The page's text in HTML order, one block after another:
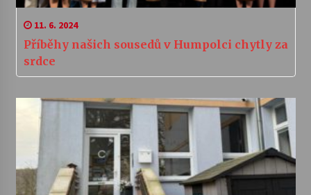
11. 6. 2024
Příběhy našich sousedů v Humpolci chytly za
srdce